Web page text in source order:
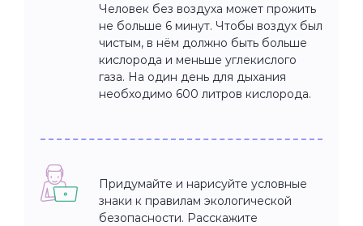
Человек без воздуха может прожить
не больше 6 минут. Чтобы воздух был
чистым, в нём должно быть больше
кислорода и меньше углекислого
газа. На один день для дыхания
необходимо 600 литров кислорода.
Придумайте и нарисуйте условные
знаки к правилам экологической
безопасности. Расскажите